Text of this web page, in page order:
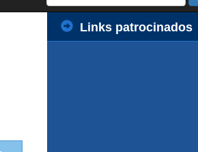
Links patrocinados